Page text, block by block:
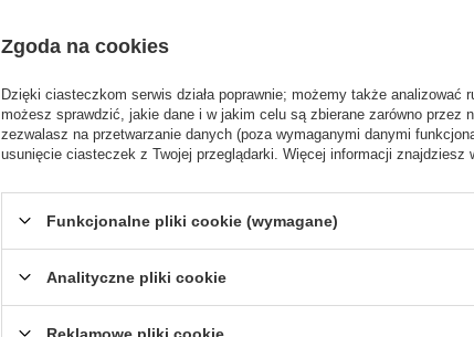
79,00 zł
Cocosolis to marka, która stawia na
wyselekcjonowane oleje, a opakowania
Zgoda na cookies
Dzięki ciasteczkom serwis działa poprawnie; możemy także
możesz sprawdzić, jakie dane i w jakim celu są zbierane zarówno
zezwalasz na przetwarzanie danych (poza wymaganymi danymi
usunięcie ciasteczek z Twojej przeglądarki. Więcej informacji znajdziesz
Funkcjonalne pliki cookie (wymagane)
Analityczne pliki cookie
Reklamowe pliki cookie